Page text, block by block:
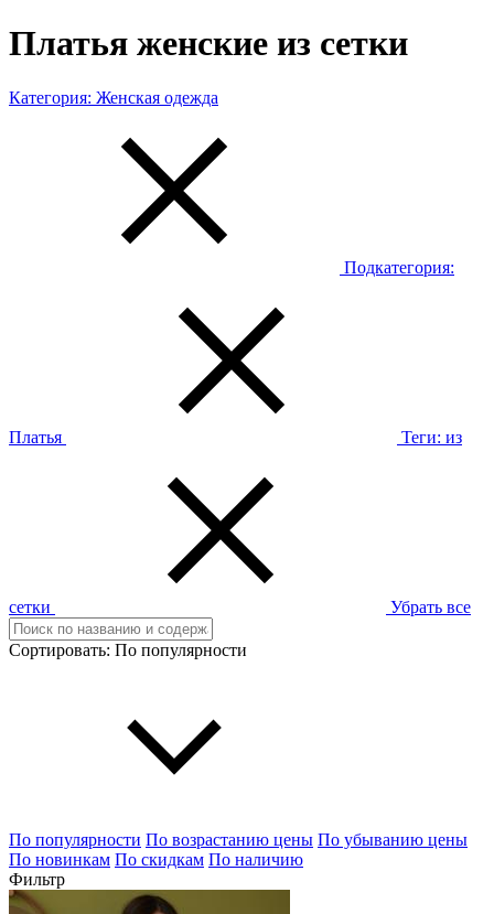
Платья женские из сетки
Категория: Женская одежда
Подкатегория:
Платья Теги: из
сетки Убрать все
Сортировать: По популярности
По популярности По возрастанию цены По убыванию цены
По новинкам По скидкам По наличию
Фильтр